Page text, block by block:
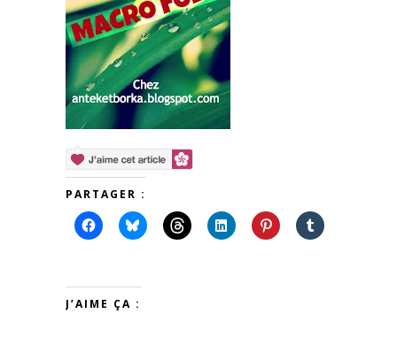
PARTAGER :
J’AIME ÇA :